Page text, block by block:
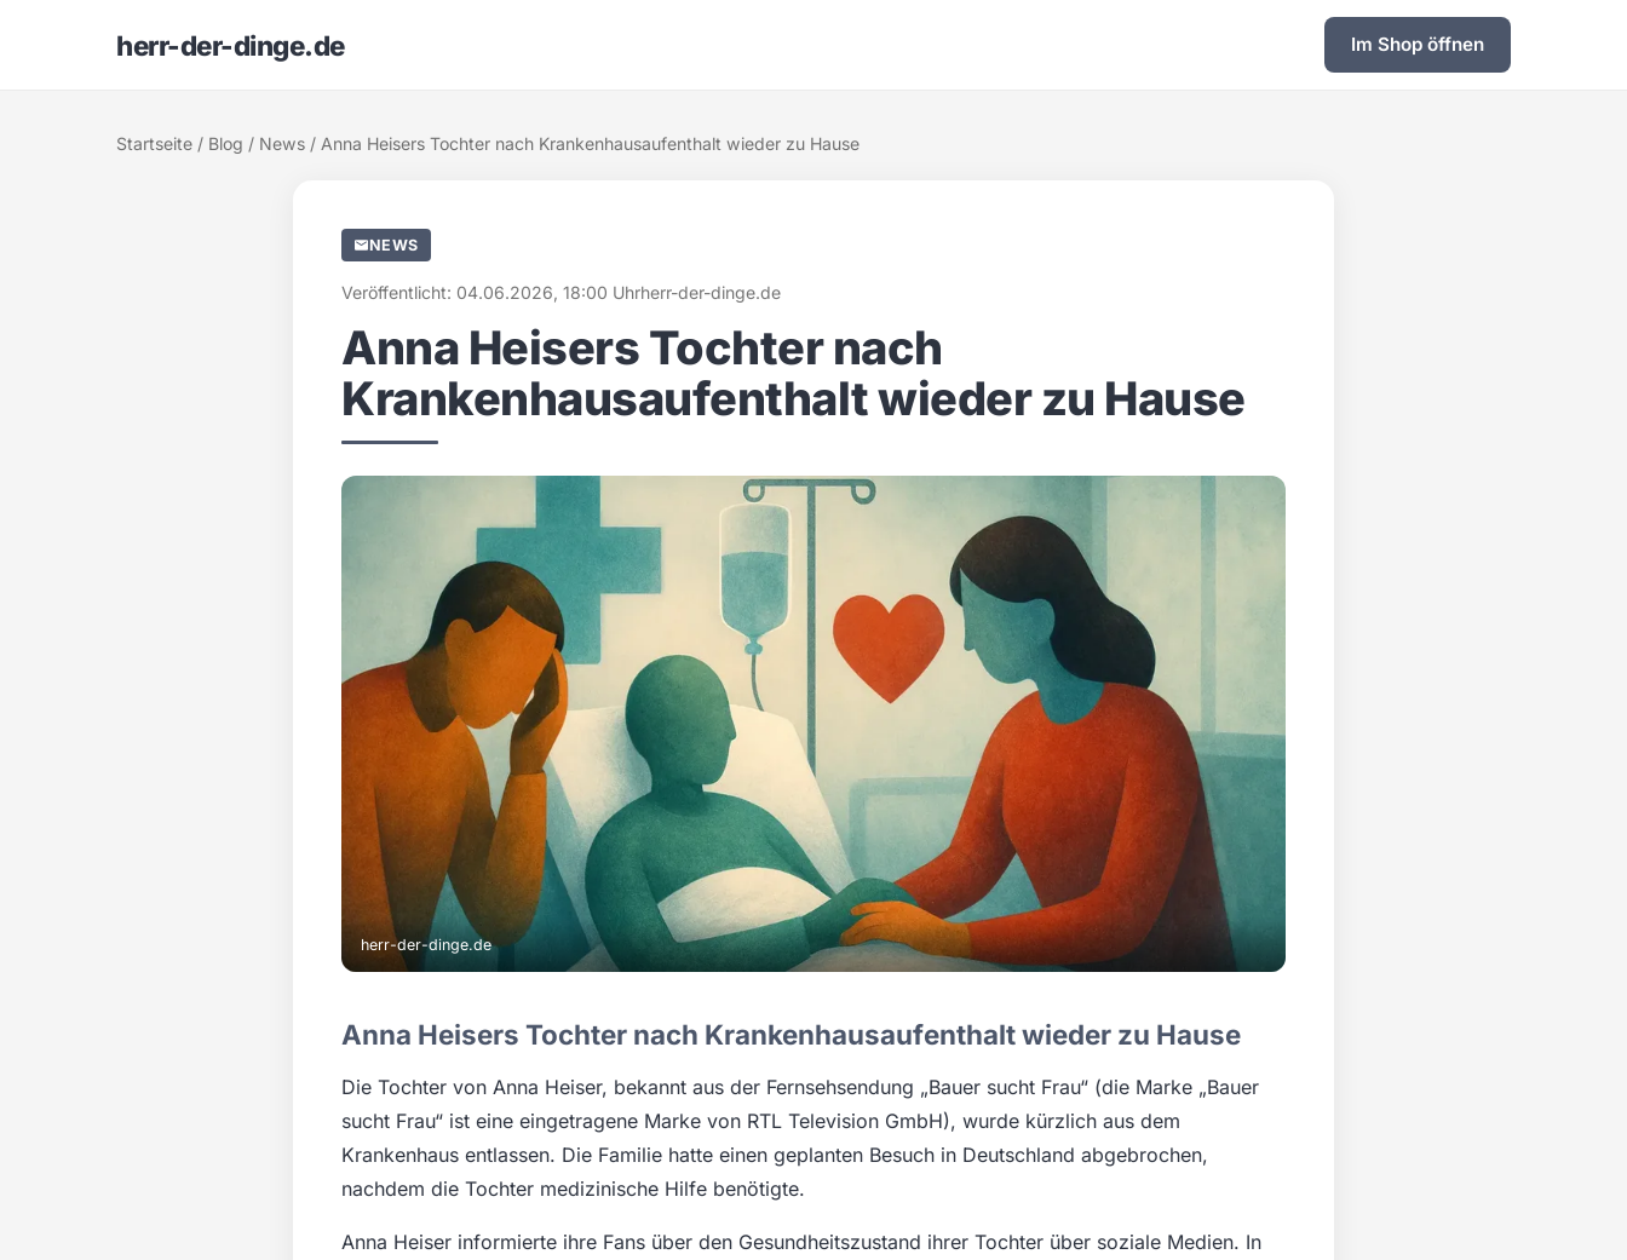
herr-der-dinge.de Im Shop öffnen
Startseite / Blog / News / Anna Heisers Tochter nach Krankenhausaufenthalt wieder zu Hause
NEWS
Veröffentlicht: 04.06.2026, 18:00 Uhrherr-der-dinge.de
Anna Heisers Tochter nach
Krankenhausaufenthalt wieder zu Hause
herr-der-dinge.de
Anna Heisers Tochter nach Krankenhausaufenthalt wieder zu Hause
Die Tochter von Anna Heiser, bekannt aus der Fernsehsendung „Bauer sucht Frau“ (die Marke „Bauer
sucht Frau“ ist eine eingetragene Marke von RTL Television GmbH), wurde kürzlich aus dem
Krankenhaus entlassen. Die Familie hatte einen geplanten Besuch in Deutschland abgebrochen,
nachdem die Tochter medizinische Hilfe benötigte.
Anna Heiser informierte ihre Fans über den Gesundheitszustand ihrer Tochter über soziale Medien. In